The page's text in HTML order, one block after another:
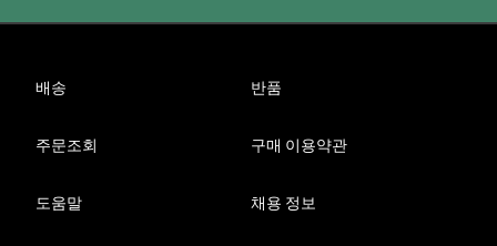
배송 반품
주문조회 구매 이용약관
도움말 채용 정보